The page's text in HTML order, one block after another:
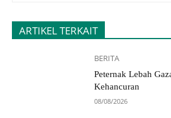
ARTIKEL TERKAIT
BERITA
Peternak Lebah
Kehancuran
08/08/2026